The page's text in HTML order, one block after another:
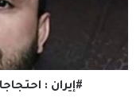
#إيران :